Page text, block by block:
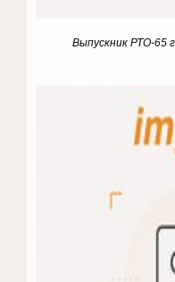
Выпускник РТО-65